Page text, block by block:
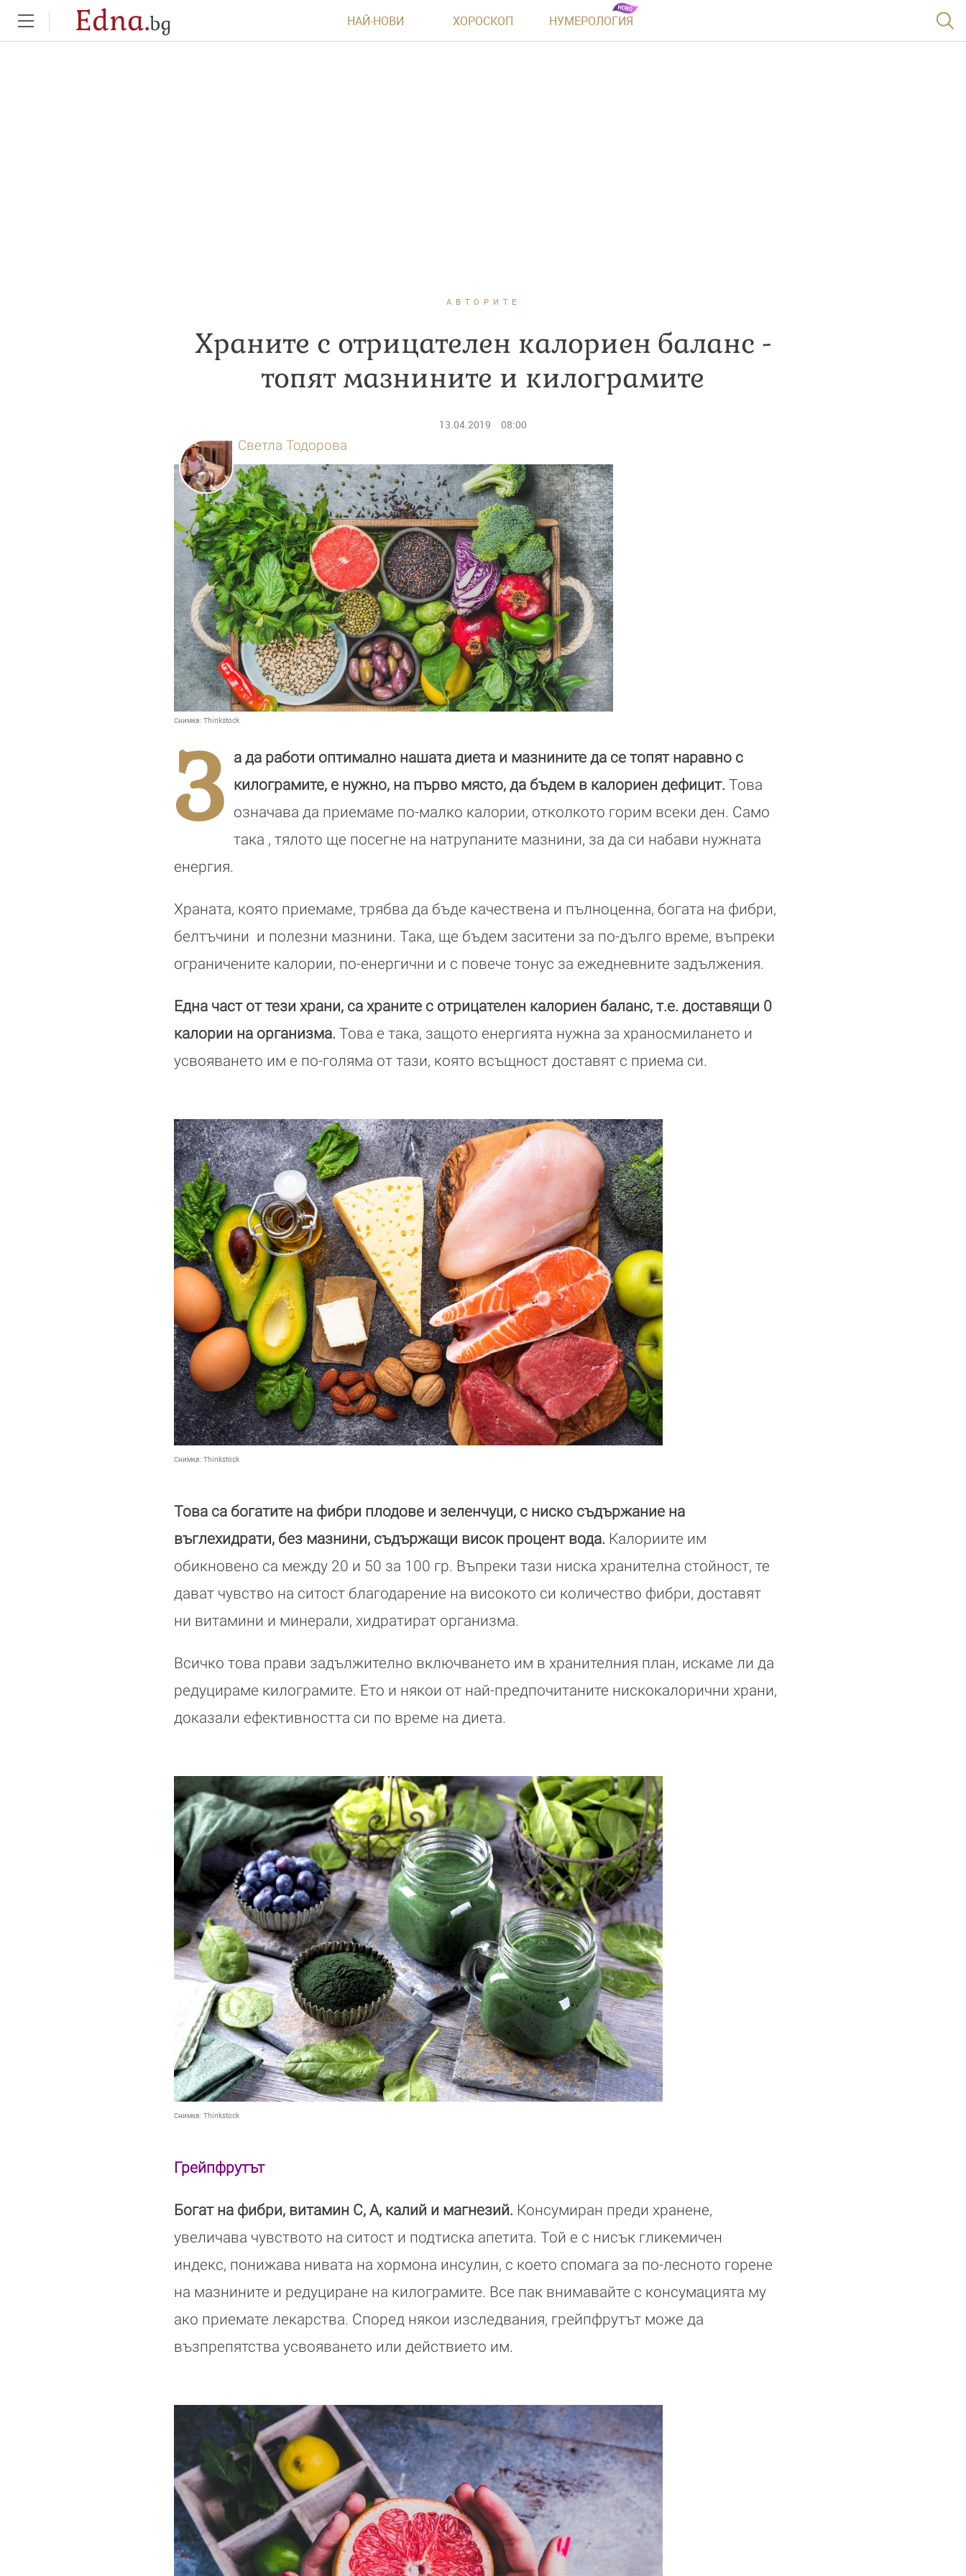
Edna.bg НАЙ-НОВИ ХОРОСКОП НУМЕРОЛОГИЯ
АВТОРИТЕ
Храните с отрицателен калориен баланс -
топят мазнините и килограмите
13.04.2019 08:00
Снимка: Thinkstock
Светла Тодорова
З
а да работи оптимално нашата диета и мазнините да се топят наравно с
килограмите, е нужно, на първо място, да бъдем в калориен дефицит. Това
означава да приемаме по-малко калории, отколкото горим всеки ден. Само
така , тялото ще посегне на натрупаните мазнини, за да си набави нужната
енергия.
Храната, която приемаме, трябва да бъде качествена и пълноценна, богата на фибри,
белтъчини и полезни мазнини. Така, ще бъдем заситени за по-дълго време, въпреки
ограничените калории, по-енергични и с повече тонус за ежедневните задължения.
Една част от тези храни, са храните с отрицателен калориен баланс, т.е. доставящи 0
калории на организма. Това е така, защото енергията нужна за храносмилането и
усвояването им е по-голяма от тази, която всъщност доставят с приема си.
Снимка: Thinkstock
Това са богатите на фибри плодове и зеленчуци, с ниско съдържание на
въглехидрати, без мазнини, съдържащи висок процент вода. Калориите им
обикновено са между 20 и 50 за 100 гр. Въпреки тази ниска хранителна стойност, те
дават чувство на ситост благодарение на високото си количество фибри, доставят
ни витамини и минерали, хидратират организма.
Всичко това прави задължително включването им в хранителния план, искаме ли да
редуцираме килограмите. Ето и някои от най-предпочитаните нискокалорични храни,
доказали ефективността си по време на диета.
Снимка: Thinkstock
Грейпфрутът
Богат на фибри, витамин С, А, калий и магнезий. Консумиран преди хранене,
увеличава чувството на ситост и подтиска апетита. Той е с нисък гликемичен
индекс, понижава нивата на хормона инсулин, с което спомага за по-лесното горене
на мазнините и редуциране на килограмите. Все пак внимавайте с консумацията му
ако приемате лекарства. Според някои изследвания, грейпфрутът може да
възпрепятства усвояването или действието им.